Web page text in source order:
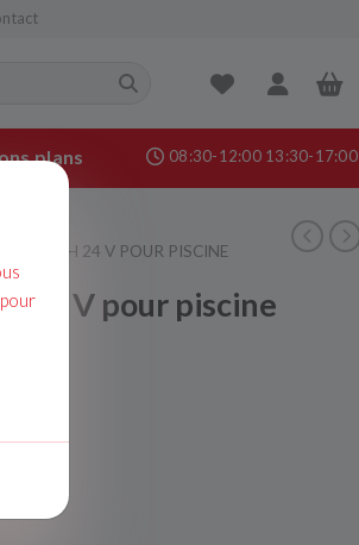
plans 08:30-12:00 13:30-17:00
PH 24 V POUR PISCINE
24 V pour piscine